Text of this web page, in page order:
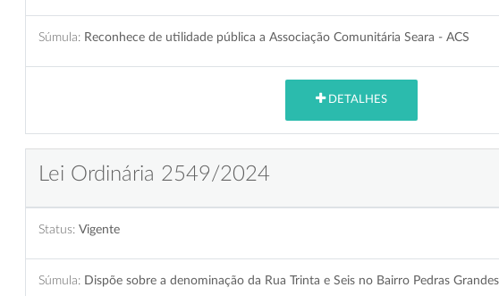
Súmula: Reconhece de utilidade pública a Associação Comunitária Seara - ACS
DETALHES
Lei Ordinária 2549/2024
Status: Vigente
Súmula: Dispõe sobre a denominação da Rua Trinta e Seis no Bairro Pedras